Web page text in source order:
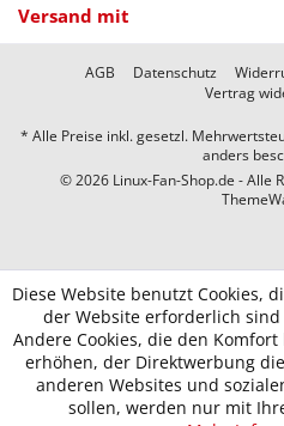
Versand mit
AGB Datenschutz
Vertrag
* Alle Preise inkl. gesetzl.
anders
© 2026 Linux-Fan-Shop.de - Alle
Diese Website benutzt Cookies,
der Website erforderlich
Andere Cookies, die den
erhöhen, der Direktwerbung
anderen Websites und
sollen, werden nur mit